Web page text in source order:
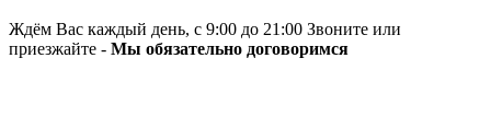
Ждём Вас каждый день, с 9:00 до 21:00 Звоните или
приезжайте - Мы обязательно договоримся